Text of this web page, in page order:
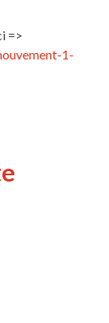
=>
1-